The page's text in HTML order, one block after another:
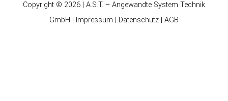
Copyright © 2026 | A.S.T. – Angewandte System Technik
GmbH |
Impressum Datenschutz AGB